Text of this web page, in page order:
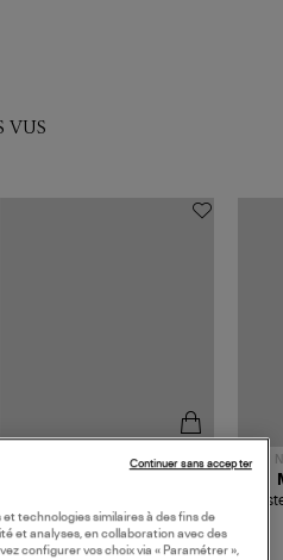
VUS
NOUVELLE COLLECTION
189,00 €
Mousse
technologies similaires à des fins de
et analyses, en collaboration avec des
configurer vos choix via « Paramétrer »,
Continuer sans accepter